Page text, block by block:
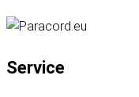
Service